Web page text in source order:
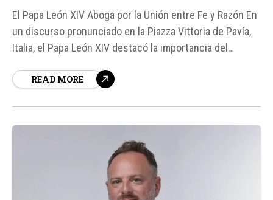
El Papa León XIV Aboga por la Unión entre Fe y Razón En
un discurso pronunciado en la Piazza Vittoria de Pavía,
Italia, el Papa León XIV destacó la importancia del
puede creer sin pensar y que no se puede iluminar la
READ MORE